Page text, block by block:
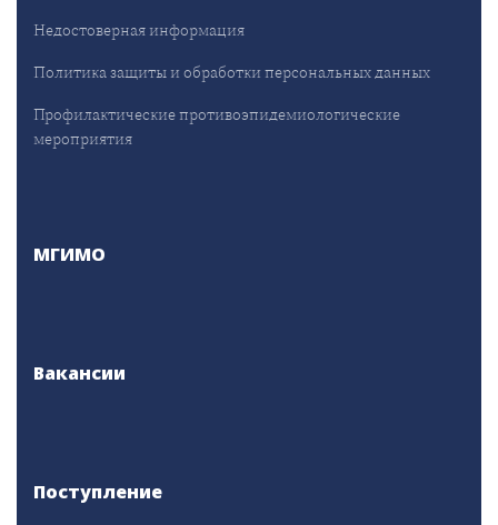
Недостоверная информация
Политика защиты и обработки персональных данных
Профилактические противоэпидемиологические
мероприятия
МГИМО
Вакансии
Поступление